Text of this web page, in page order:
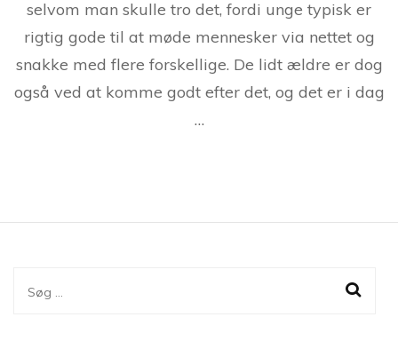
selvom man skulle tro det, fordi unge typisk er
rigtig gode til at møde mennesker via nettet og
snakke med flere forskellige. De lidt ældre er dog
også ved at komme godt efter det, og det er i dag
…
Søg